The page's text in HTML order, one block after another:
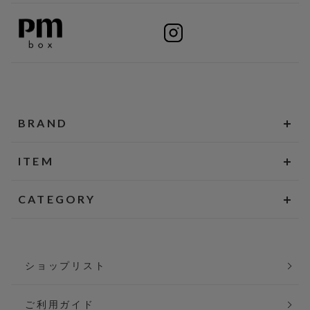
BRAND
ITEM
CATEGORY
ショップリスト
ご利用ガイド